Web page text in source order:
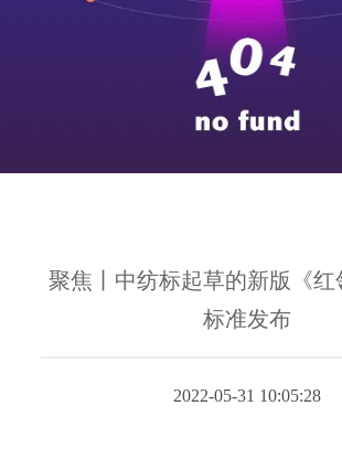
聚焦丨中纺标起草的新版《红
标准发布
2022-05-31 10:05:28